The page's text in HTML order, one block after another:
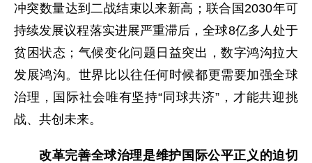
冲突数量达到二战结束以来新高；联合国2030年可
持续发展议程落实进展严重滞后，全球8亿多人处于
贫困状态；气候变化问题日益突出，数字鸿沟拉大
发展鸿沟。世界比以往任何时候都更需要加强全球
治理，国际社会唯有坚持“同球共济”，才能共迎挑
战、共创未来。
改革完善全球治理是维护国际公平正义的迫切